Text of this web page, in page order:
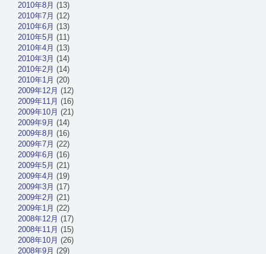
2010年8月 (13)
2010年7月 (12)
2010年6月 (13)
2010年5月 (11)
2010年4月 (13)
2010年3月 (14)
2010年2月 (14)
2010年1月 (20)
2009年12月 (12)
2009年11月 (16)
2009年10月 (21)
2009年9月 (14)
2009年8月 (16)
2009年7月 (22)
2009年6月 (16)
2009年5月 (21)
2009年4月 (19)
2009年3月 (17)
2009年2月 (21)
2009年1月 (22)
2008年12月 (17)
2008年11月 (15)
2008年10月 (26)
2008年9月 (29)